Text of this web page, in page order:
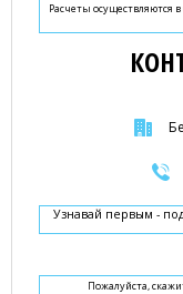
Расчеты осуществляются в
Узнавай первым -
Пожалуйста,